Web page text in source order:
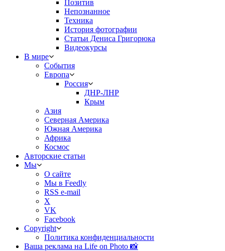
Позитив
Непознанное
Техника
История фотографии
Статьи Дениса Григорюка
Видеокурсы
В мире
События
Европа
Россия
ДНР-ЛНР
Крым
Азия
Северная Америка
Южная Америка
Африка
Космос
Авторские статьи
Мы
О сайте
Мы в Feedly
RSS e-mail
X
VK
Facebook
Copyright
Политика конфиденциальности
Ваша реклама на Life on Photo 📸